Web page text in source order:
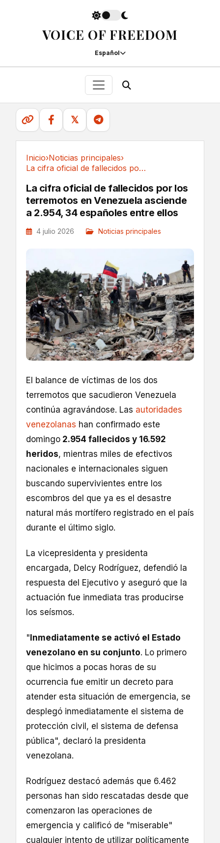
VOICE OF FREEDOM
Español
𝕏
Inicio›Noticias principales›
La cifra oficial de fallecidos por los...
La cifra oficial de fallecidos por los
terremotos en Venezuela asciende
a 2.954, 34 españoles entre ellos
4 julio 2026 Noticias principales
El balance de víctimas de los dos
terremotos que sacudieron Venezuela
continúa agravándose. Las autoridades
venezolanas han confirmado este
domingo 2.954 fallecidos y 16.592
heridos, mientras miles de efectivos
nacionales e internacionales siguen
buscando supervivientes entre los
escombros del que ya es el desastre
natural más mortífero registrado en el país
durante el último siglo.
La vicepresidenta y presidenta
encargada, Delcy Rodríguez, defendió la
respuesta del Ejecutivo y aseguró que la
actuación fue inmediata tras producirse
los seísmos.
" Inmediatamente se activó el Estado
venezolano en su conjunto. Lo primero
que hicimos a pocas horas de su
ocurrencia fue emitir un decreto para
atender esta situación de emergencia, se
desplegó inmediatamente el sistema de
protección civil, el sistema de defensa
pública", declaró la presidenta
venezolana.
Rodríguez destacó además que 6.462
personas han sido rescatadas desde que
comenzaron las operaciones de
emergencia y calificó de "miserable"
cualquier intento de utilizar políticamente